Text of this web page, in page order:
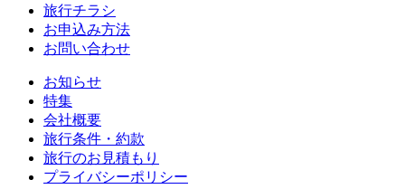
旅行チラシ
お申込み方法
お問い合わせ
お知らせ
特集
会社概要
旅行条件・約款
旅行のお見積もり
プライバシーポリシー